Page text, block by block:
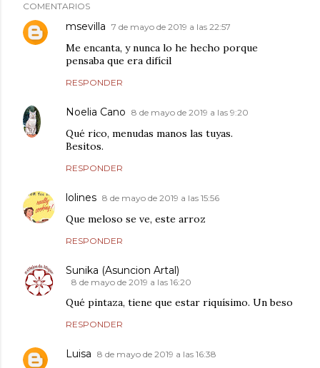
COMENTARIOS
msevilla 7 de mayo de 2019 a las 22:57
Me encanta, y nunca lo he hecho porque
pensaba que era difícil
RESPONDER
Noelia Cano 8 de mayo de 2019 a las 9:20
Qué rico, menudas manos las tuyas.
Besitos.
RESPONDER
lolines 8 de mayo de 2019 a las 15:56
Que meloso se ve, este arroz
RESPONDER
Sunika (Asuncion Artal)
8 de mayo de 2019 a las 16:20
Qué pintaza, tiene que estar riquísimo. Un beso
RESPONDER
Luisa 8 de mayo de 2019 a las 16:38